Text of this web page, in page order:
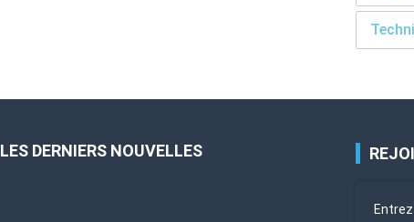
LES DERNIERS NOUVELLES